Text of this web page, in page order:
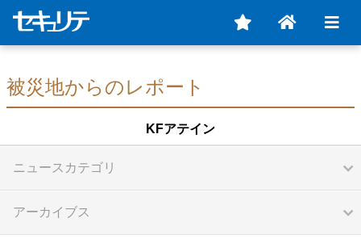
被災地からのレポート
KFアテイン
ニュースカテゴリ
アーカイブス